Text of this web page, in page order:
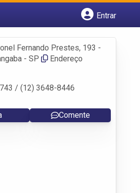
Entrar
Fernando Prestes, 193 -
- SP
Endereço
/ (12) 3648-8446
Comente